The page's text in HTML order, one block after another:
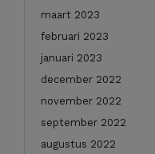
maart 2023
februari 2023
januari 2023
december 2022
november 2022
september 2022
augustus 2022